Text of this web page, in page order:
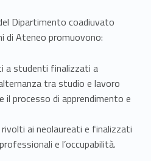
Dipartimento coadiuvato
di Ateneo promuovono:
a studenti finalizzati a
tra studio e lavoro
il processo di apprendimento e
ai neolaureati e finalizzati
e l’occupabilità.